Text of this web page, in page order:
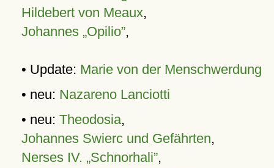
Hildebert von Meaux,
Johannes „Opilio”,
• Update: Marie von der Menschwerdung
• neu: Nazareno Lanciotti
• neu: Theodosia,
Johannes Swierc und Gefährten,
Nerses IV. „Schnorhali”,